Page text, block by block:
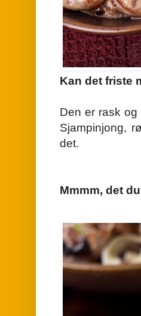
Kan det friste
Den er rask
Sjampinjong,
det.
Mmmm, det